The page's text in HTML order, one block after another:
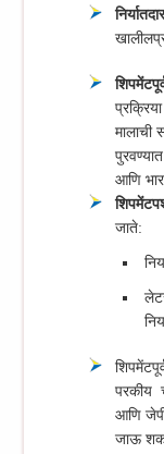
मालाची
आणि
जाते:
परकीय
आणि
जाऊ